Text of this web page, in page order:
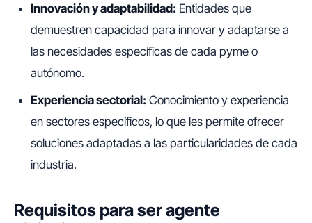
Innovación y adaptabilidad: Entidades que
demuestren capacidad para innovar y adaptarse a
las necesidades específicas de cada pyme o
autónomo.
Experiencia sectorial: Conocimiento y experiencia
en sectores específicos, lo que les permite ofrecer
soluciones adaptadas a las particularidades de cada
industria.
Requisitos para ser agente